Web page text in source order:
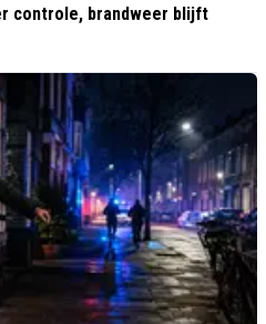
controle, brandweer blijft